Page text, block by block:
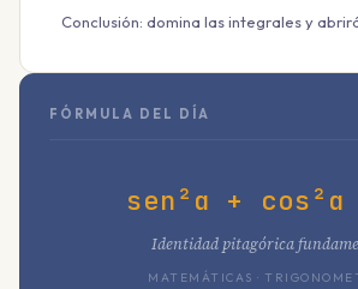
Conclusión: domina las integrales y
FÓRMULA DEL DÍA
sen²α +
Identidad pitagórica
MATEMÁTICAS ·